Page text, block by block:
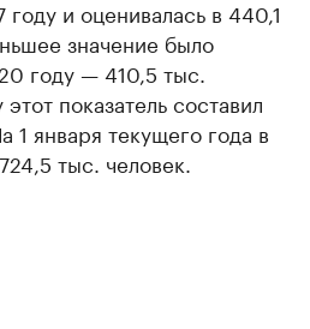
и оценивалась в 440,1
значение было
году — 410,5 тыс.
показатель составил
1 января текущего года в
тыс. человек.